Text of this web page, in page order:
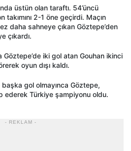
üstün olan taraftı. 54’üncü
takımını 2-1 öne geçirdi. Maçın
daha sahneye çıkan Göztepe’den
çıkardı.
Göztepe’de iki gol atan Gouhan ikinci
oyun dışı kaldı.
gol olmayınca Göztepe,
ederek Türkiye şampiyonu oldu.
- REKLAM -